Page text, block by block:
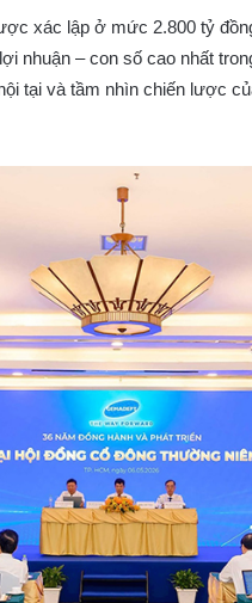
xác lập ở mức 2.800 tỷ
nhuận – con số cao nhất
tại và tầm nhìn chiến lược